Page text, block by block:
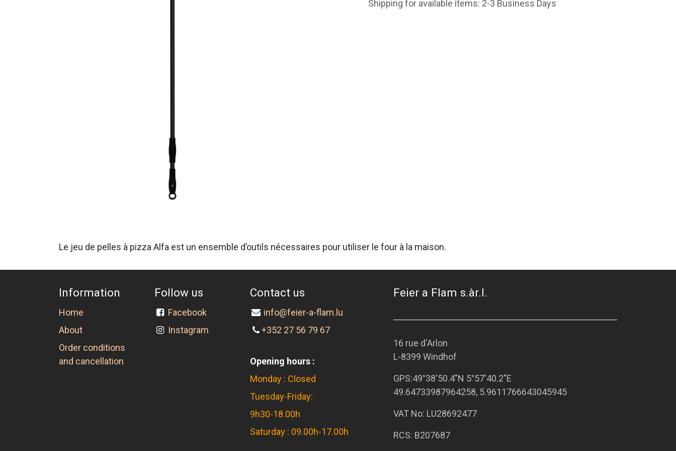
Shipping for available items: 2-3 Business Days
Le jeu de pelles à pizza Alfa est un ensemble d’outils nécessaires pour utiliser le four à la maison.
Information
Home
About
Order conditions
and cancellation
Follow us
Facebook
Instagram
Contact us
info@feier-a-flam.lu
+352 27 56 79 67
Opening hours :
Monday : Closed
Tuesday-Friday:
9h30-18.00h
Saturday : 09.00h-17.00h
Feier a Flam s.àr.l.
16 rue d'Arlon
L-8399 Windhof
GPS:49°38'50.4"N 5°57'40.2"E
49.64733987964258, 5.9611766643045945
VAT No: LU28692477
RCS: B207687